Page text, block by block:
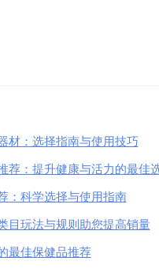
材：选择指南与使用技巧
荐：提升健康与活力的最佳
：科学选择与使用指南
目玩法与规则助您提高销量
最佳保健品推荐